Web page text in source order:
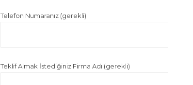
Telefon Numaranız (gerekli)
Teklif Almak İstediğiniz Firma Adı (gerekli)